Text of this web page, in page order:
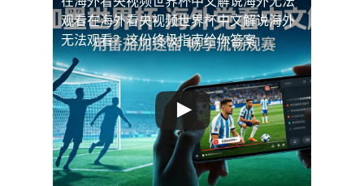
观看在海外看央视频世界杯中文解说海外
无法观看？这份终极指南给你答案